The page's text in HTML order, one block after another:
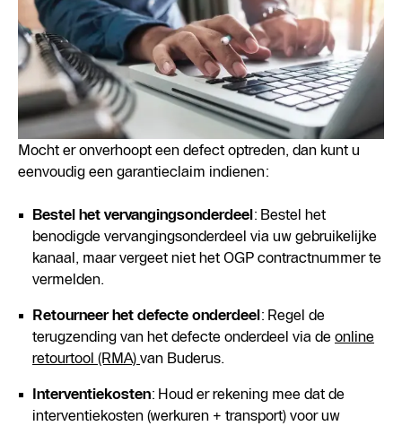
Mocht er onverhoopt een defect optreden, dan kunt u
eenvoudig een garantieclaim indienen:
Bestel het vervangingsonderdeel: Bestel het
benodigde vervangingsonderdeel via uw gebruikelijke
kanaal, maar vergeet niet het OGP contractnummer te
vermelden.
Retourneer het defecte onderdeel: Regel de
terugzending van het defecte onderdeel via de online
retourtool (RMA) van Buderus.
Interventiekosten: Houd er rekening mee dat de
interventiekosten (werkuren + transport) voor uw